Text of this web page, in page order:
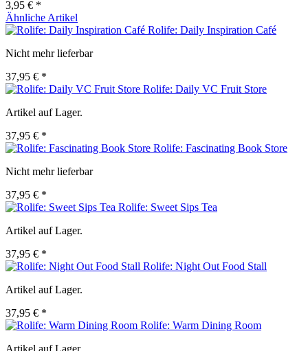
3,95 € *
Ähnliche Artikel
Rolife: Daily Inspiration Café
Nicht mehr lieferbar
37,95 € *
Rolife: Daily VC Fruit Store
Artikel auf Lager.
37,95 € *
Rolife: Fascinating Book Store
Nicht mehr lieferbar
37,95 € *
Rolife: Sweet Sips Tea
Artikel auf Lager.
37,95 € *
Rolife: Night Out Food Stall
Artikel auf Lager.
37,95 € *
Rolife: Warm Dining Room